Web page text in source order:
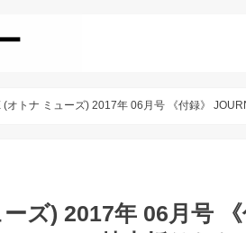
オトナ ミューズ) 2017年 06月号 《付録》
ズ) 2017年 06月号 《